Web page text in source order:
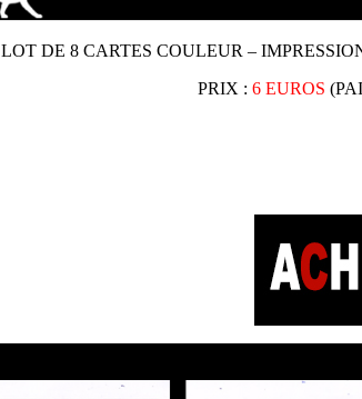
LOT DE 8 CARTES COULEUR –
PRIX : 6 EUROS